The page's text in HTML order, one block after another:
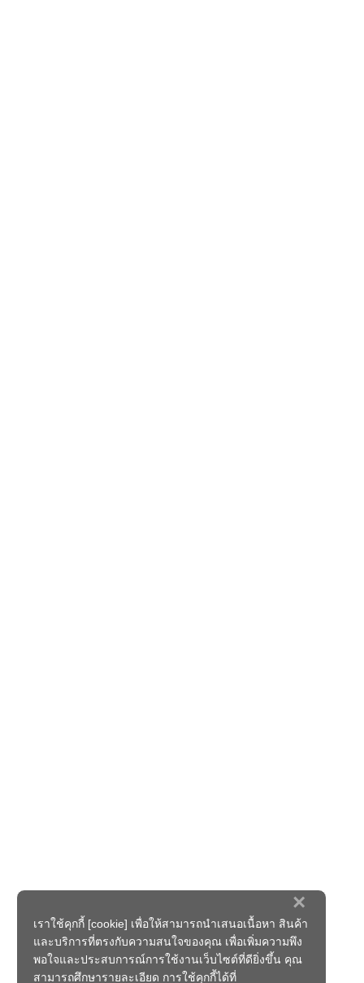
×
เราใช้คุกกี้ [cookie] เพื่อให้สามารถนำเสนอเนื้อหา สินค้า
และบริการที่ตรงกับความสนใจของคุณ เพื่อเพิ่มความพึง
พอใจและประสบการณ์การใช้งานเว็บไซต์ที่ดียิ่งขึ้น คุณ
สามารถศึกษารายละเอียด การใช้คุกกี้ได้ที่